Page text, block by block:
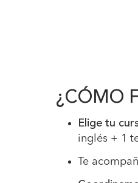
¿CÓMO
Elige tu
inglés + 1
Te